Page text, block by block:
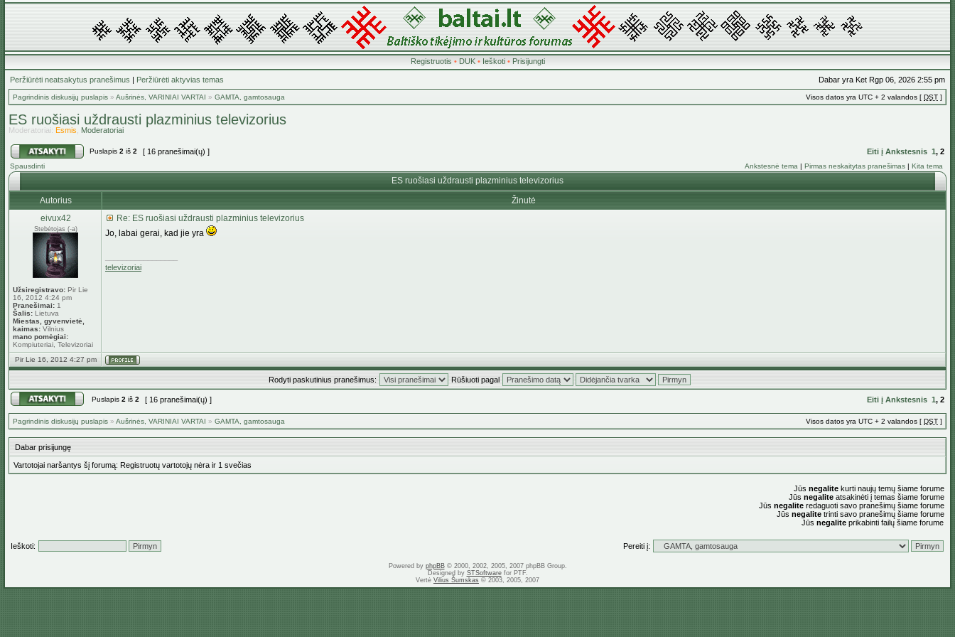
Registruotis • DUK• Ieškoti• Prisijungti
Peržiūrėti neatsakytus pranešimus | Peržiūrėti aktyvias temas Dabar yra Ket Rgp 06, 2026 2:55 pm
Pagrindinis diskusijų puslapis » Aušrinės, VARINIAI VARTAI » GAMTA, gamtosauga Visos datos yra UTC + 2 valandos [ DST ]
ES ruošiasi uždrausti plazminius televizorius
Moderatoriai: Esmis Moderatoriai
Puslapis 2 iš 2 [ 16 pranešimai(ų) ] Eiti į Ankstesnis 1, 2
Spausdinti Ankstesnė tema | Pirmas neskaitytas pranešimas | Kita tema
ES ruošiasi uždrausti plazminius televizorius
Autorius
Žinutė
eivux42
Stebėtojas (-a)
Užsiregistravo: Pir Lie
16, 2012 4:24 pm
Pranešimai: 1
Šalis: Lietuva
Miestas, gyvenvietė,
kaimas: Vilnius
mano pomėgiai:
Kompiuteriai, Televizoriai
Re: ES ruošiasi uždrausti plazminius televizorius
Jo, labai gerai, kad jie yra
televizoriai
Pir Lie 16, 2012 4:27 pm
Rodyti paskutinius pranešimus: Rūšiuoti pagal
Puslapis 2 iš 2 [ 16 pranešimai(ų) ] Eiti į Ankstesnis 1, 2
Pagrindinis diskusijų puslapis » Aušrinės, VARINIAI VARTAI » GAMTA, gamtosauga Visos datos yra UTC + 2 valandos [ DST ]
Dabar prisijungę
Vartotojai naršantys šį forumą: Registruotų vartotojų nėra ir 1 svečias
Jūs negalite kurti naujų temų šiame forume
Jūs negalite atsakinėti į temas šiame forume
Jūs negalite redaguoti savo pranešimų šiame forume
Jūs negalite trinti savo pranešimų šiame forume
Jūs negalite prikabinti failų šiame forume
Ieškoti: Pereiti į:
Powered by phpBB© 2000, 2002, 2005, 2007 phpBB Group.
Designed by STSoftwarefor PTF.
Vertė Vilius Šumskas © 2003, 2005, 2007